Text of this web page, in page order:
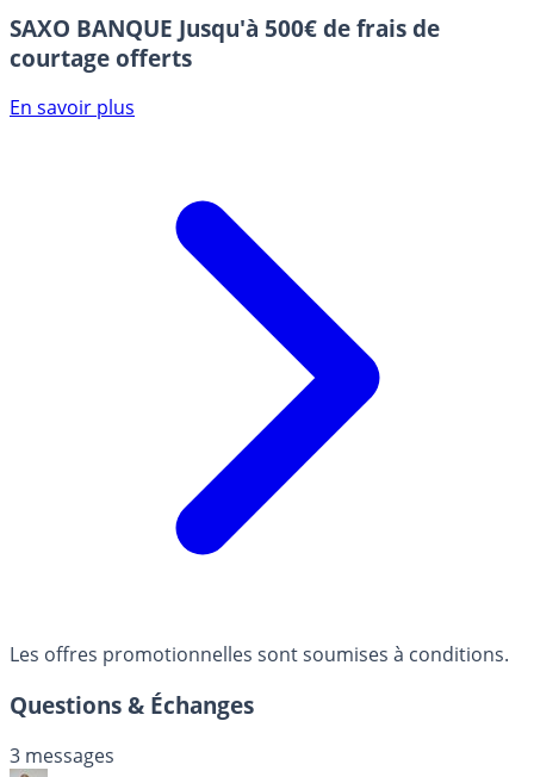
SAXO BANQUE Jusqu'à 500€ de frais de
courtage offerts
En savoir plus
Les offres promotionnelles sont soumises à conditions.
Questions & Échanges
3 messages